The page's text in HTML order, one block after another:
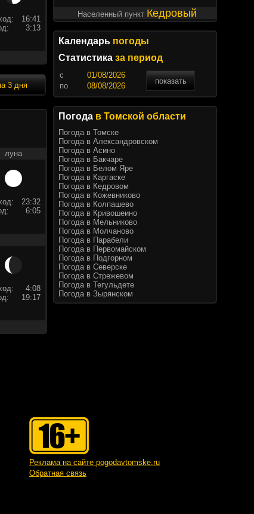
16:41
3:13
3 дня
луна
23:32
6:05
4:08
19:17
Населенный пункт Кедровый
Календарь погоды
Статистика за период
c
показать
по
Погода в Томской области
Погода в Томске
Погода в Александровском
Погода в Асино
Погода в Бакчаре
Погода в Белом Яре
Погода в Каргаске
Погода в Кедровом
Погода в Кожевниково
Погода в Колпашево
Погода в Кривошеино
Погода в Мельниково
Погода в Молчаново
Погода в Парабели
Погода в Первомайском
Погода в Подгорном
Погода в Северске
Погода в Стрежевом
Погода в Тегульдете
Погода в Зырянском
Реклама на сайте pogodavtomske.ru
Обратная связь